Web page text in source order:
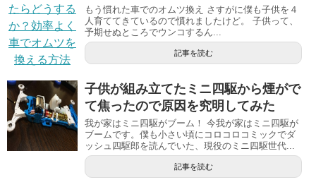
もう慣れた車でのオムツ換え さすがに僕も子供を４
人育ててきているので慣れましたけど。 子供って、
予期せぬところでウンコするん...
記事を読む
子供が組み立てたミニ四駆から煙がで
て焦ったので原因を究明してみた
我が家はミニ四駆がブーム！ 今我が家はミニ四駆が
ブームです。僕も小さい頃にコロコロコミックでダ
ッシュ四駆郎を読んでいた、現役のミニ四駆世代...
記事を読む